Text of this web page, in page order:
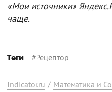
«Мои источники»
чаще.
Теги #Рецептор
Indicator.ru / Математика и